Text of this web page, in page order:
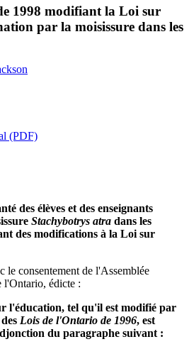
1998 modifiant la Loi sur
par la moisissure dans les
(PDF)
des élèves et des enseignants
Stachybotrys atra dans les
des modifications à la Loi sur
le consentement de l'Assemblée
l'Ontario, édicte :
l'éducation, tel qu'il est modifié par
Lois de l'Ontario de 1996, est
du paragraphe suivant :